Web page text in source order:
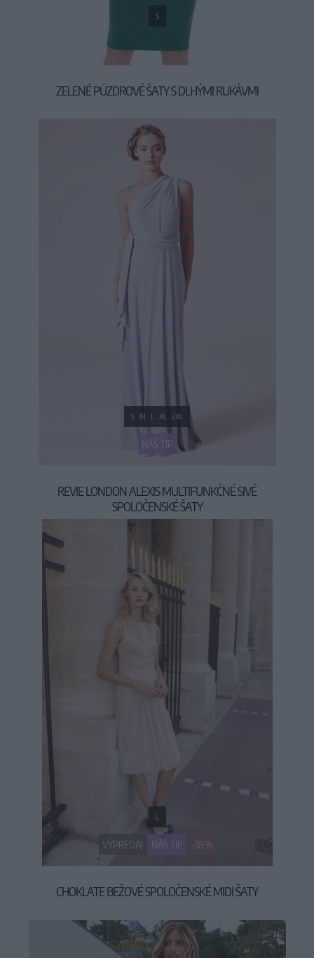
S
ZELENÉ PÚZDROVÉ ŠATY S DLHÝMI RUKÁVMI
49,90 €
NÁŠ TIP
S M L XL 2XL
REVIE LONDON ALEXIS MULTIFUNKČNÉ SIVÉ
SPOLOČENSKÉ ŠATY
69,90 €
VÝPREDAJ NÁŠ TIP -38%
L
CHOKLATE BEŽOVÉ SPOLOČENSKÉ MIDI ŠATY
79,90 € 49,90 €